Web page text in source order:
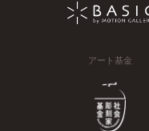
アート基金